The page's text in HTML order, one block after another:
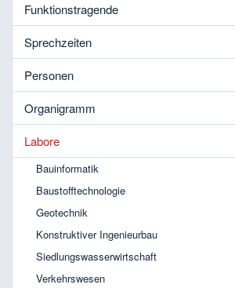
Funktionstragende
Sprechzeiten
Personen
Organigramm
Labore
Bauinformatik
Baustofftechnologie
Geotechnik
Konstruktiver Ingenieurbau
Siedlungswasserwirtschaft
Verkehrswesen